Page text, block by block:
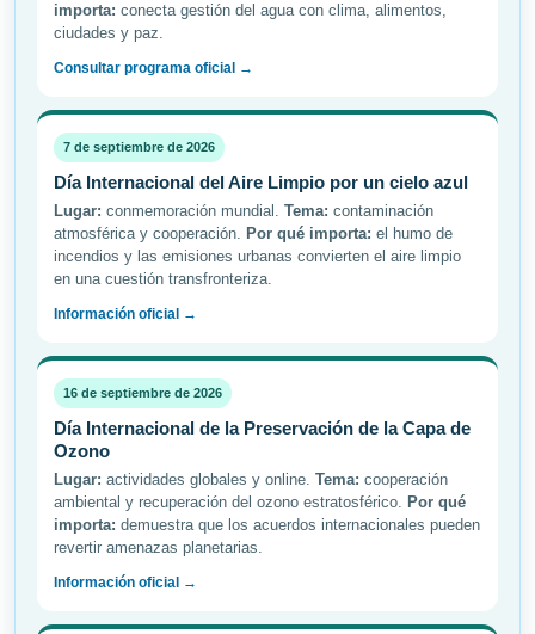
importa: conecta gestión del agua con clima, alimentos,
ciudades y paz.
Consultar programa oficial →
7 de septiembre de 2026
Día Internacional del Aire Limpio por un cielo azul
Lugar: conmemoración mundial. Tema: contaminación
atmosférica y cooperación. Por qué importa: el humo de
incendios y las emisiones urbanas convierten el aire limpio
en una cuestión transfronteriza.
Información oficial →
16 de septiembre de 2026
Día Internacional de la Preservación de la Capa de
Ozono
Lugar: actividades globales y online. Tema: cooperación
ambiental y recuperación del ozono estratosférico. Por qué
importa: demuestra que los acuerdos internacionales pueden
revertir amenazas planetarias.
Información oficial →